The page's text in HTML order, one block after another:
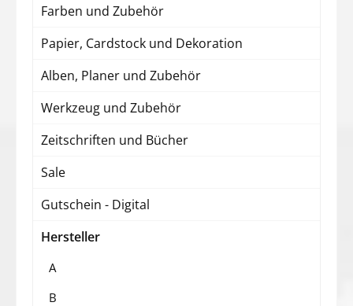
Farben und Zubehör
Papier, Cardstock und Dekoration
Alben, Planer und Zubehör
Werkzeug und Zubehör
Zeitschriften und Bücher
Sale
Gutschein - Digital
Hersteller
A
B